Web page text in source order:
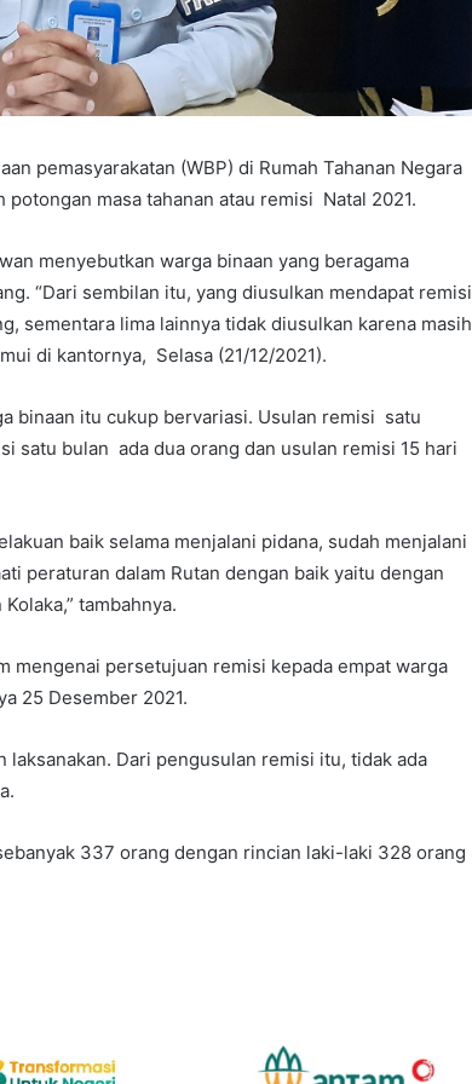
pemasyarakatan (WBP) di Rumah Tahanan Negara
masa tahanan atau remisi Natal 2021.
menyebutkan warga binaan yang beragama
“Dari sembilan itu, yang diusulkan mendapat remisi
sementara lima lainnya tidak diusulkan karena masih
di kantornya, Selasa (21/12/2021).
binaan itu cukup bervariasi. Usulan remisi satu
satu bulan ada dua orang dan usulan remisi 15 hari
baik selama menjalani pidana, sudah menjalani
peraturan dalam Rutan dengan baik yaitu dengan
tambahnya.
mengenai persetujuan remisi kepada empat warga
25 Desember 2021.
laksanakan. Dari pengusulan remisi itu, tidak ada
337 orang dengan rincian laki-laki 328 orang